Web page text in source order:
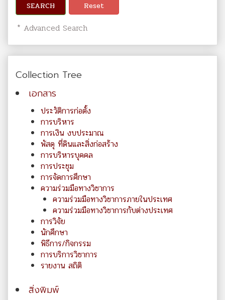
SEARCH Reset
* Advanced Search
Collection Tree
เอกสาร
ประวัติการก่อตั้ง
การบริหาร
การเงิน งบประมาณ
พัสดุ ที่ดินและสิ่งก่อสร้าง
การบริหารบุคคล
การประชุม
การจัดการศึกษา
ความร่วมมือทางวิชาการ
ความร่วมมือทางวิชาการภายในประเทศ
ความร่วมมือทางวิชาการกับต่างประเทศ
การวิจัย
นักศึกษา
พิธีการ/กิจกรรม
การบริการวิชาการ
รายงาน สถิติ
สิ่งพิมพ์